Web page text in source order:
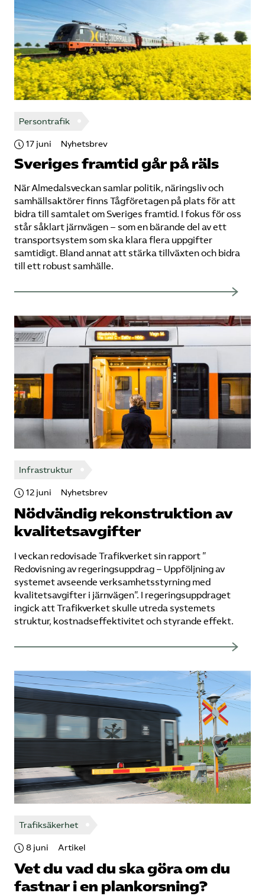
Bli medlem
Logga in på Arbetsgivarguiden
Sök på tagforetagen.se
Persontrafik
17 juni Nyhetsbrev
Sveriges framtid går på räls
När Almedalsveckan samlar politik, näringsliv och
samhällsaktörer finns Tågföretagen på plats för att
bidra till samtalet om Sveriges framtid. I fokus för oss
står såklart järnvägen – som en bärande del av ett
transportsystem som ska klara flera uppgifter
samtidigt. Bland annat att stärka tillväxten och bidra
till ett robust samhälle.
Infrastruktur
12 juni Nyhetsbrev
Nödvändig rekonstruktion av
kvalitetsavgifter
I veckan redovisade Trafikverket sin rapport ”​
Redovisning av regeringsuppdrag – Uppföljning av
systemet avseende verksamhetsstyrning med
kvalitetsavgifter i järnvägen​”. I ​regeringsuppdraget
ingick att Trafikverket skulle utreda​ systemets
struktur, kostnadseffektivitet och styrande effekt.
Trafiksäkerhet
8 juni Artikel
Vet du vad du ska göra om du
fastnar i en plankorsning?